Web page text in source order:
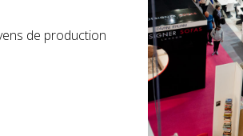
de production